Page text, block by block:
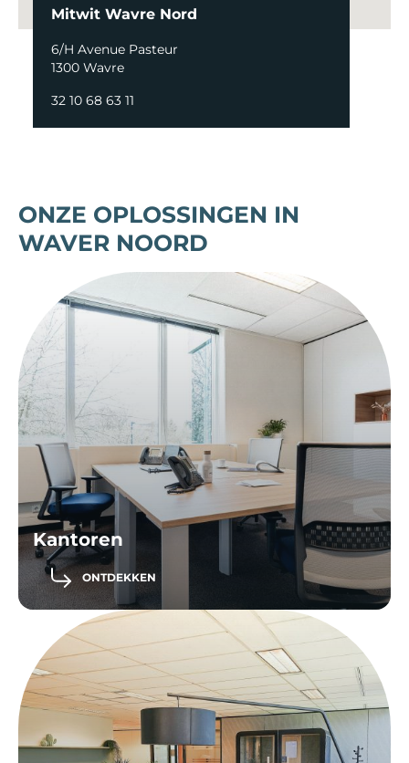
Mitwit Wavre Nord
6/H Avenue Pasteur
1300 Wavre
32 10 68 63 11
ONZE OPLOSSINGEN IN
WAVER NOORD
Kantoren
ONTDEKKEN